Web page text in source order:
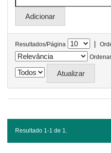
Resultados/Página |
Ordenar
Resultado 1-1 de 1.